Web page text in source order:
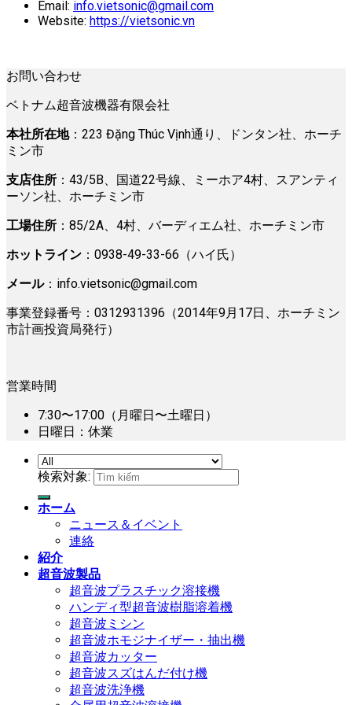
Email: info.vietsonic@gmail.com
Website: https://vietsonic.vn
お問い合わせ
ベトナム超音波機器有限会社
本社所在地：223 Đặng Thúc Vịnh通り、ドンタン社、ホーチ
ミン市
支店住所 ：43/5B、国道22号線、ミーホア4村、スアンティ
ーソン社、ホーチミン市
工場住所 ：85/2A、4村、バーディエム社、ホーチミン市
ホットライン ：0938-49-33-66（ハイ氏）
メール： info.vietsonic@gmail.com
事業登録番号：0312931396（2014年9月17日、ホーチミン
市計画投資局発行）
営業時間
7:30〜17:00（月曜日〜土曜日）
日曜日：休業
検索対象:
ホーム
ニュース＆イベント
連絡
紹介
超音波製品
超音波プラスチック溶接機
ハンディ型超音波樹脂溶着機
超音波ミシン
超音波ホモジナイザー・抽出機
超音波カッター
超音波スズはんだ付け機
超音波洗浄機